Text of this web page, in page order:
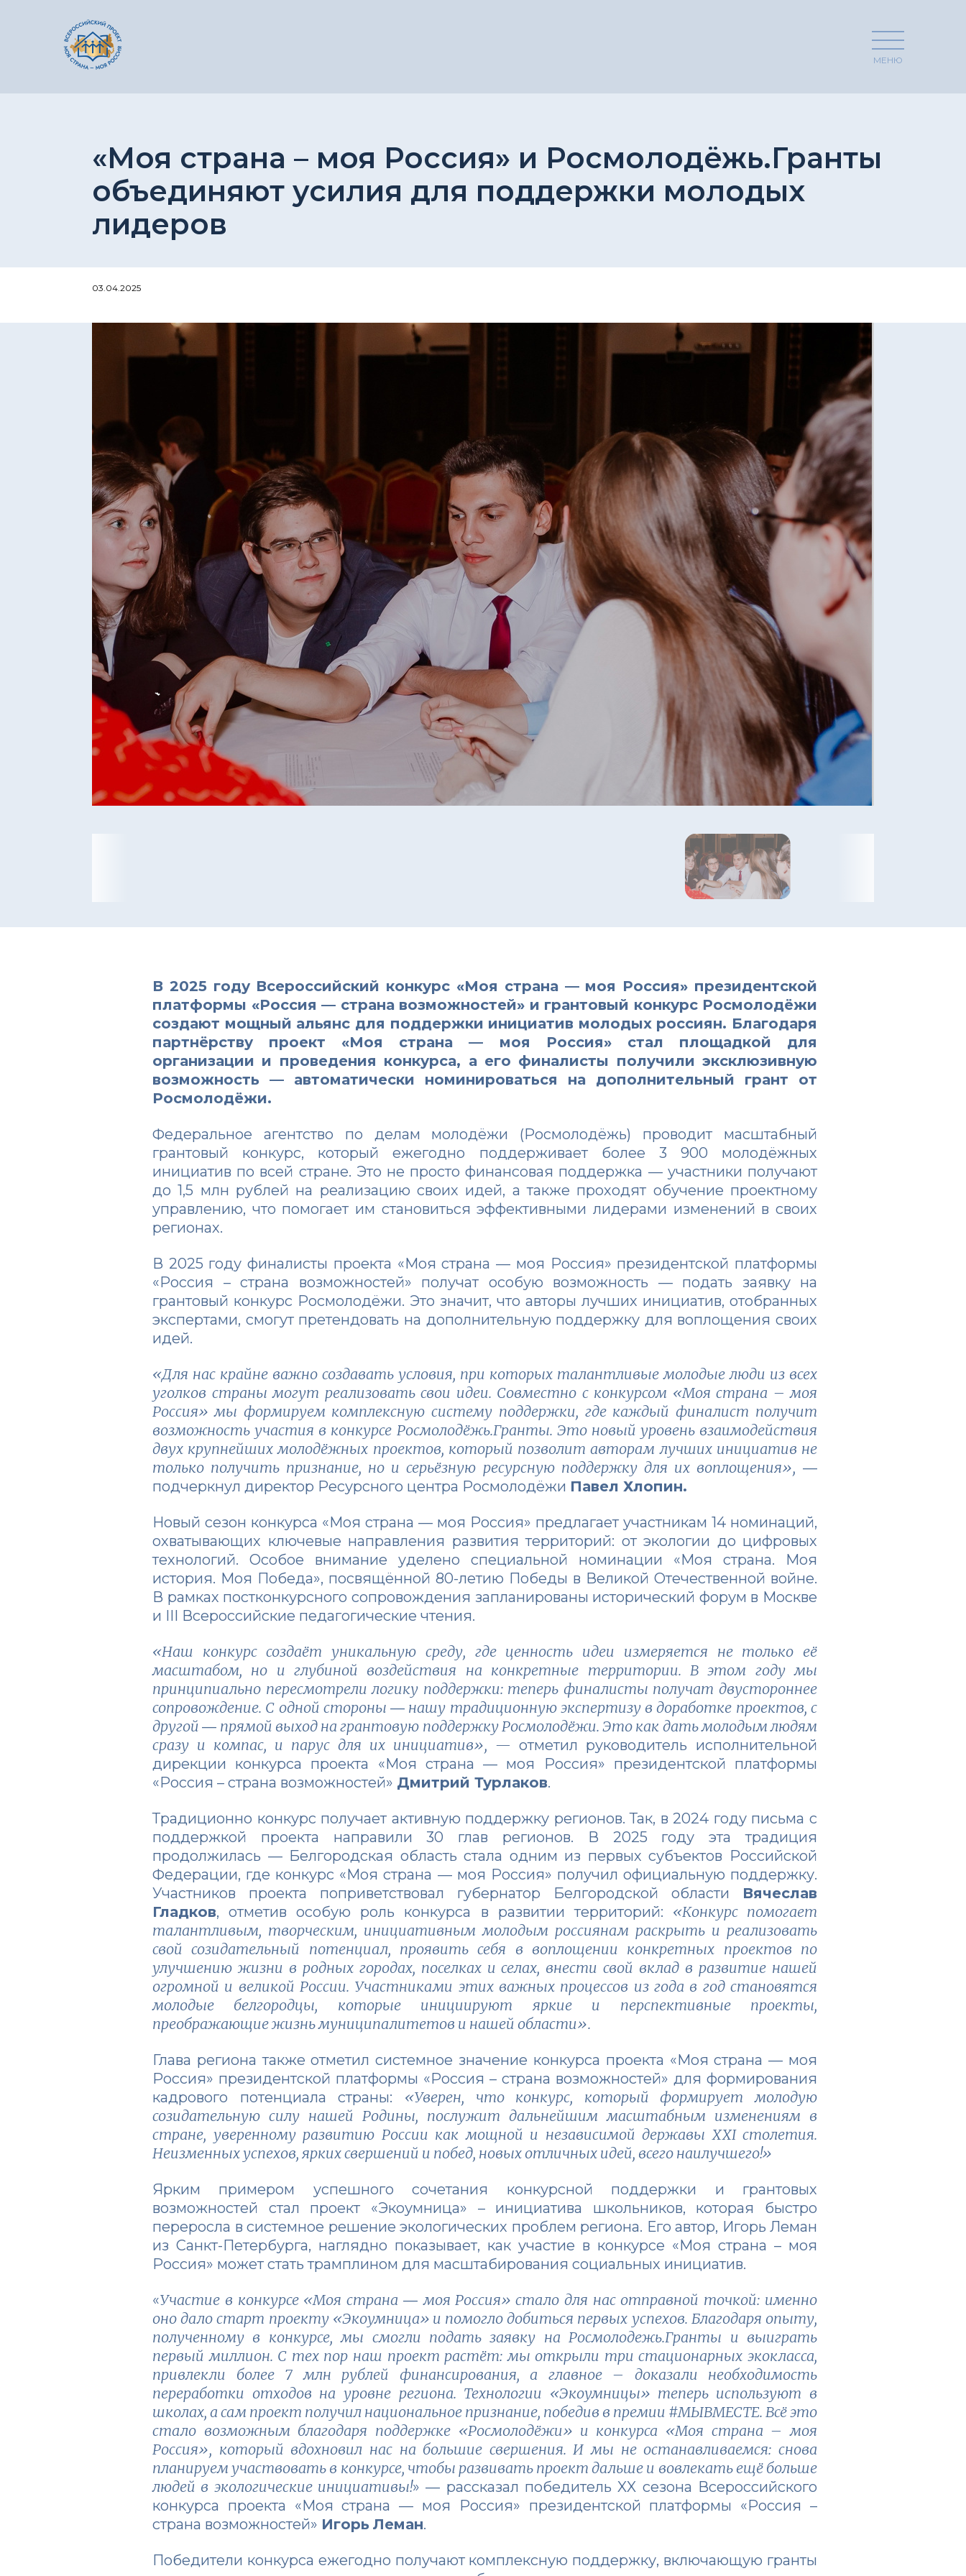
МЕНЮ
«Моя страна – моя Россия» и Росмолодёжь.Гранты
объединяют усилия для поддержки молодых
лидеров
03.04.2025
В 2025 году Всероссийский конкурс «Моя страна — моя Россия» президентской
платформы «Россия — страна возможностей» и грантовый конкурс Росмолодёжи
создают мощный альянс для поддержки инициатив молодых россиян. Благодаря
партнёрству проект «Моя страна — моя Россия» стал площадкой для
организации и проведения конкурса, а его финалисты получили эксклюзивную
возможность — автоматически номинироваться на дополнительный грант от
Росмолодёжи.
Федеральное агентство по делам молодёжи (Росмолодёжь) проводит масштабный
грантовый конкурс, который ежегодно поддерживает более 3 900 молодёжных
инициатив по всей стране. Это не просто финансовая поддержка — участники получают
до 1,5 млн рублей на реализацию своих идей, а также проходят обучение проектному
управлению, что помогает им становиться эффективными лидерами изменений в своих
регионах.
В 2025 году финалисты проекта «Моя страна — моя Россия» президентской платформы
«Россия – страна возможностей» получат особую возможность — подать заявку на
грантовый конкурс Росмолодёжи. Это значит, что авторы лучших инициатив, отобранных
экспертами, смогут претендовать на дополнительную поддержку для воплощения своих
идей.
«Для нас крайне важно создавать условия, при которых талантливые молодые люди из всех
уголков страны могут реализовать свои идеи. Совместно с конкурсом «Моя страна – моя
Россия» мы формируем комплексную систему поддержки, где каждый финалист получит
возможность участия в конкурсе Росмолодёжь.Гранты. Это новый уровень взаимодействия
двух крупнейших молодёжных проектов, который позволит авторам лучших инициатив не
только получить признание, но и серьёзную ресурсную поддержку для их воплощения», —
подчеркнул директор Ресурсного центра Росмолодёжи Павел Хлопин.
Новый сезон конкурса «Моя страна — моя Россия» предлагает участникам 14 номинаций,
охватывающих ключевые направления развития территорий: от экологии до цифровых
технологий. Особое внимание уделено специальной номинации «Моя страна. Моя
история. Моя Победа», посвящённой 80-летию Победы в Великой Отечественной войне.
В рамках постконкурсного сопровождения запланированы исторический форум в Москве
и III Всероссийские педагогические чтения.
«Наш конкурс создаёт уникальную среду, где ценность идеи измеряется не только её
масштабом, но и глубиной воздействия на конкретные территории. В этом году мы
принципиально пересмотрели логику поддержки: теперь финалисты получат двустороннее
сопровождение. С одной стороны— нашу традиционную экспертизу в доработке проектов, с
другой— прямой выход на грантовую поддержку Росмолодёжи. Это как дать молодым людям
сразу и компас, и парус для их инициатив», — отметил руководитель исполнительной
дирекции конкурса проекта «Моя страна — моя Россия» президентской платформы
«Россия – страна возможностей» Дмитрий Турлаков.
Традиционно конкурс получает активную поддержку регионов. Так, в 2024 году письма с
поддержкой проекта направили 30 глав регионов. В 2025 году эта традиция
продолжилась — Белгородская область стала одним из первых субъектов Российской
Федерации, где конкурс «Моя страна — моя Россия» получил официальную поддержку.
Участников проекта поприветствовал губернатор Белгородской области Вячеслав
Гладков, отметив особую роль конкурса в развитии территорий: «Конкурс помогает
талантливым, творческим, инициативным молодым россиянам раскрыть и реализовать
свой созидательный потенциал, проявить себя в воплощении конкретных проектов по
улучшению жизни в родных городах, поселках и селах, внести свой вклад в развитие нашей
огромной и великой России. Участниками этих важных процессов из года в год становятся
молодые белгородцы, которые инициируют яркие и перспективные проекты,
преображающие жизнь муниципалитетов и нашей области».
Глава региона также отметил системное значение конкурса проекта «Моя страна — моя
Россия» президентской платформы «Россия – страна возможностей» для формирования
кадрового потенциала страны: «Уверен, что конкурс, который формирует молодую
созидательную силу нашей Родины, послужит дальнейшим масштабным изменениям в
стране, уверенному развитию России как мощной и независимой державы XXI столетия.
Неизменных успехов, ярких свершений и побед, новых отличных идей, всего наилучшего!»
Ярким примером успешного сочетания конкурсной поддержки и грантовых
возможностей стал проект «Экоумница» – инициатива школьников, которая быстро
переросла в системное решение экологических проблем региона. Его автор, Игорь Леман
из Санкт-Петербурга, наглядно показывает, как участие в конкурсе «Моя страна – моя
Россия» может стать трамплином для масштабирования социальных инициатив.
«Участие в конкурсе «Моя страна —моя Россия» стало для нас отправной точкой: именно
оно дало старт проекту «Экоумница» и помогло добиться первых успехов. Благодаря опыту,
полученному в конкурсе, мы смогли подать заявку на Росмолодежь.Гранты и выиграть
первый миллион. С тех пор наш проект растёт: мы открыли три стационарных экокласса,
привлекли более 7 млн рублей финансирования, а главное – доказали необходимость
переработки отходов на уровне региона. Технологии «Экоумницы» теперь используют в
школах, а сам проект получил национальное признание, победив в премии #МЫВМЕСТЕ. Всё это
стало возможным благодаря поддержке «Росмолодёжи» и конкурса «Моя страна – моя
Россия», который вдохновил нас на большие свершения. И мы не останавливаемся: снова
планируем участвовать в конкурсе, чтобы развивать проект дальше и вовлекать ещё больше
людей в экологические инициативы!» — рассказал победитель XX сезона Всероссийского
конкурса проекта «Моя страна — моя Россия» президентской платформы «Россия –
страна возможностей» Игорь Леман.
Победители конкурса ежегодно получают комплексную поддержку, включающую гранты